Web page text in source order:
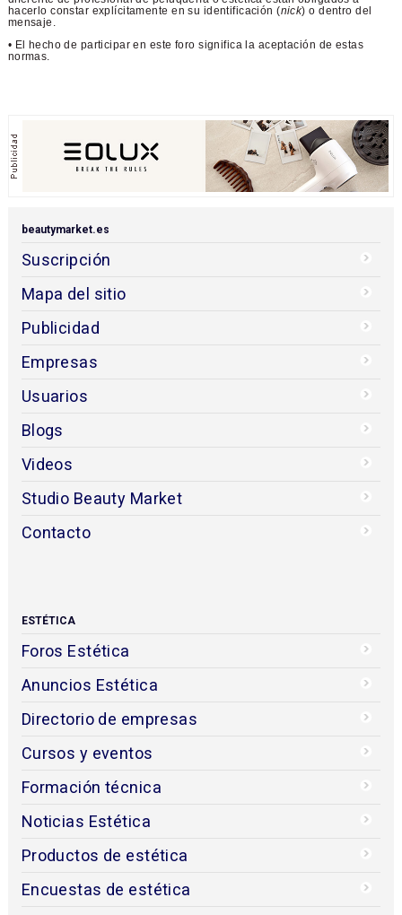
hacerlo constar explícitamente en su identificación (nick) o dentro del
mensaje.
• El hecho de participar en este foro significa la aceptación de estas
normas.
beautymarket.es
Suscripción
Mapa del sitio
Publicidad
Empresas
Usuarios
Blogs
Videos
Studio Beauty Market
Contacto
ESTÉTICA
Foros Estética
Anuncios Estética
Directorio de empresas
Cursos y eventos
Formación técnica
Noticias Estética
Productos de estética
Encuestas de estética